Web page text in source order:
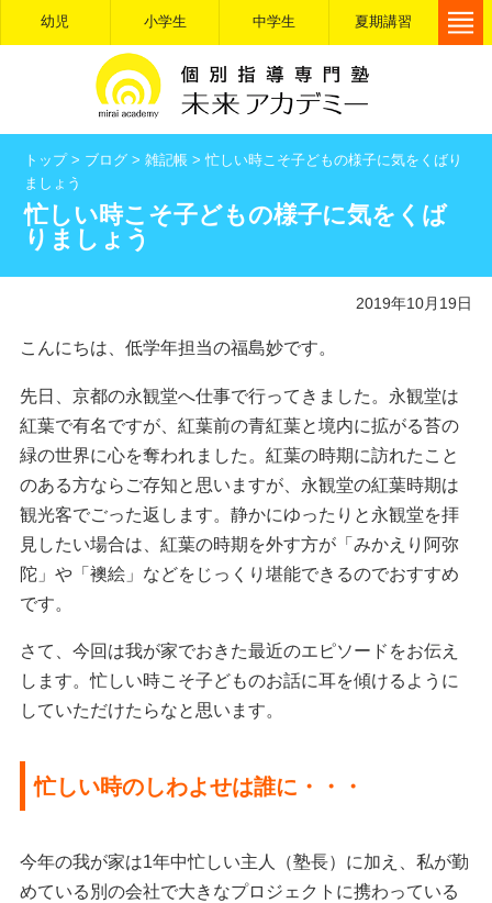
幼児 小学生 中学生 夏期講習
トップ> ブログ >雑記帳 >忙しい時こそ子どもの様子に気をくばり
ましょう
忙しい時こそ子どもの様子に気をくば
りましょう
2019年10月19日
こんにちは、低学年担当の福島妙です。
先日、京都の永観堂へ仕事で行ってきました。永観堂は
紅葉で有名ですが、紅葉前の青紅葉と境内に拡がる苔の
緑の世界に心を奪われました。紅葉の時期に訪れたこと
のある方ならご存知と思いますが、永観堂の紅葉時期は
観光客でごった返します。静かにゆったりと永観堂を拝
見したい場合は、紅葉の時期を外す方が「みかえり阿弥
陀」や「襖絵」などをじっくり堪能できるのでおすすめ
です。
さて、今回は我が家でおきた最近のエピソードをお伝え
します。忙しい時こそ子どものお話に耳を傾けるように
していただけたらなと思います。
忙しい時のしわよせは誰に・・・
今年の我が家は1年中忙しい主人（塾長）に加え、私が勤
めている別の会社で大きなプロジェクトに携わっている